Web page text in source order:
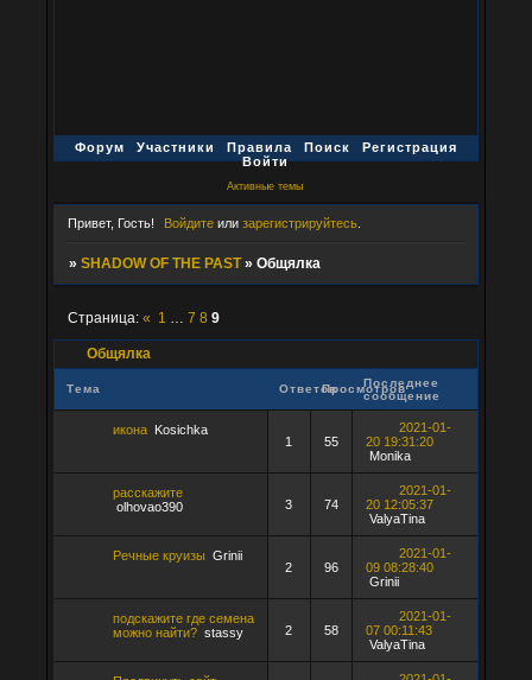
Форум Участники Правила Поиск
Регистрация
Войти
Активные темы
Привет, Гость! Войдите илизарегистрируйтесь
» SHADOW OF THE PAST » Общялка
Общялка
Страница: « 1 … 7 8 9
Тема ОтветовПросмотров
Последнее
сообщение
икона
Kosichka
1
55
2021-01-
20 19:31:20
Monika
расскажите
olhovao390
3 74
2021-01-
20 12:05:37
ValyaTina
Речные круизы Grinii
2
96
2021-01-
09 08:28:40
Grinii
подскажите где семена
можно найти? stassy 2 58
2021-01-
07 00:11:43
ValyaTina